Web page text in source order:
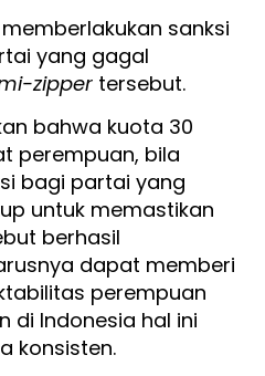
memberlakukan sanksi
yang gagal
zipper tersebut.
bahwa kuota 30
perempuan, bila
bagi partai yang
untuk memastikan
berhasil
dapat memberi
perempuan
di Indonesia hal ini
konsisten.